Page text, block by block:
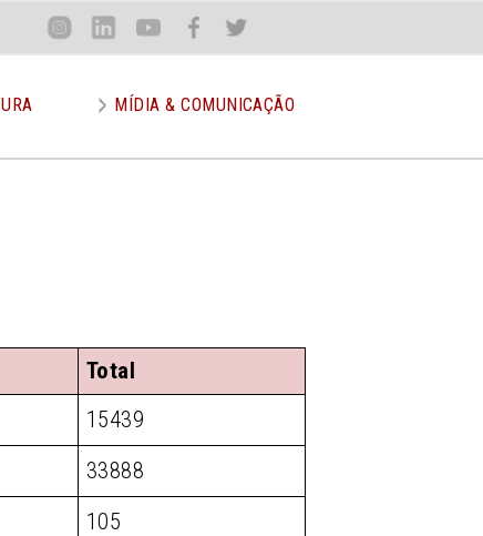
Inst Lin You Face Twit
MÍDIA & COMUNICAÇÃO
Total
15439
33888
105